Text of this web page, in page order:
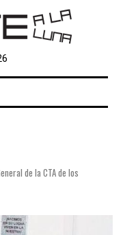
de la CTA de los